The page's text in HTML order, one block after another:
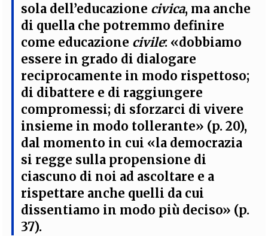
sola dell’educazione civica, ma anche
di quella che potremmo definire
come educazione civile: «dobbiamo
essere in grado di dialogare
reciprocamente in modo rispettoso;
di dibattere e di raggiungere
compromessi; di sforzarci di vivere
insieme in modo tollerante» (p. 20),
dal momento in cui «la democrazia
si regge sulla propensione di
ciascuno di noi ad ascoltare e a
rispettare anche quelli da cui
dissentiamo in modo più deciso» (p.
37).